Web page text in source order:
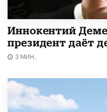
Иннокентий
президент даёт
3 МИН.